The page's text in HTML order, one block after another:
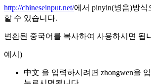
http://chineseinput.net/에서 pinyin(병음)방
할 수 있습니다.
변환된 중국어를 복사하여 사용하시면 됩
예시)
中文 을 입력하시려면 zhongwen을